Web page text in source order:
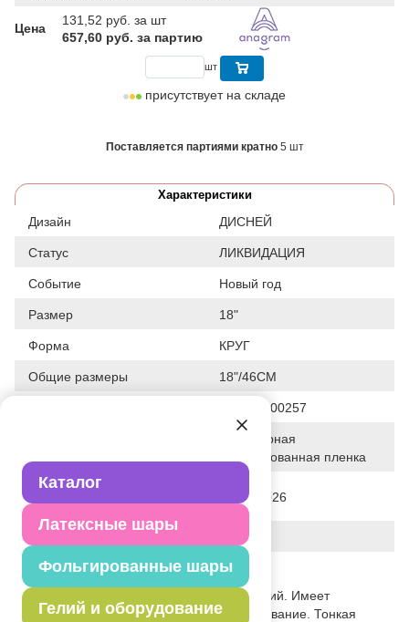
Каталог
Латексные шары
Фольгированные шары
Гелий и оборудование
Цена
131,52 руб. за шт
657,60 руб. за партию
шт
присутствует на складе
Поставляется партиями кратно 5 шт
Характеристики
Дизайн ДИСНЕЙ
Статус ЛИКВИДАЦИЯ
Событие Новый год
Размер 18"
Форма КРУГ
Общие размеры 18"/46СМ
026635200257
Полимерная
фольгированная пленка
Дата последнего изменения
элемента
28-01-2026
10.840 г
Описание товара
При надувании используется только гелий. Имеет
встроенный клапан - что упрощает надувание. Тонкая